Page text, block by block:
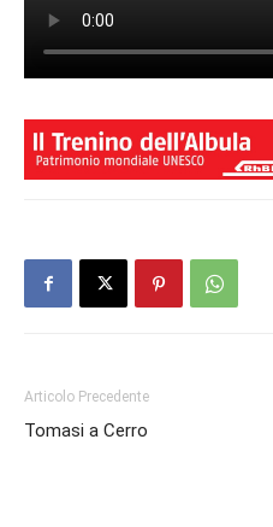
Articolo Precedente
Tomasi a Cerro